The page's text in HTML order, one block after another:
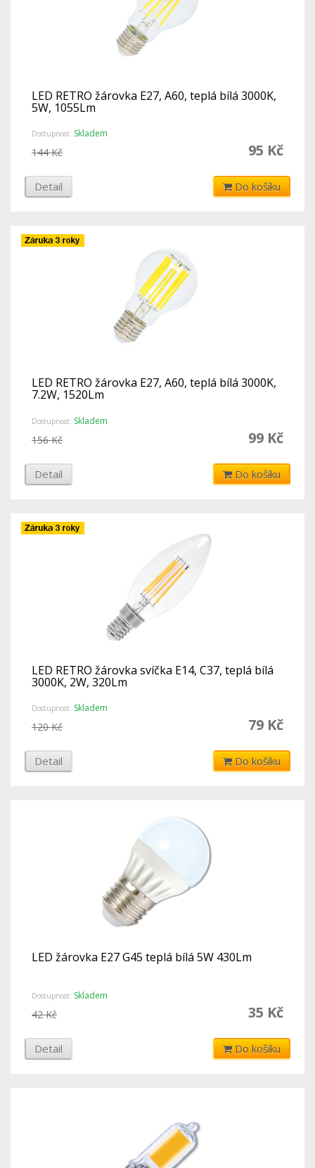
LED RETRO žárovka E27, A60, teplá bílá 3000K,
5W, 1055Lm
Dostupnost: Skladem
95 Kč
144 Kč
Detail Do košíku
LED RETRO žárovka E27, A60, teplá bílá 3000K,
7.2W, 1520Lm
Dostupnost: Skladem
99 Kč
156 Kč
Detail Do košíku
LED RETRO žárovka svíčka E14, C37, teplá bílá
3000K, 2W, 320Lm
Dostupnost: Skladem
79 Kč
120 Kč
Detail Do košíku
LED žárovka E27 G45 teplá bílá 5W 430Lm
Dostupnost: Skladem
35 Kč
42 Kč
Detail Do košíku